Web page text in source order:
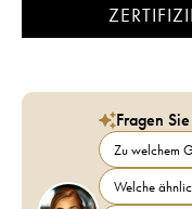
Fragen
Zu welchem
Welche